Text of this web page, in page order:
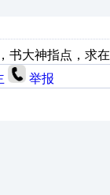
书大神指点，求
举报